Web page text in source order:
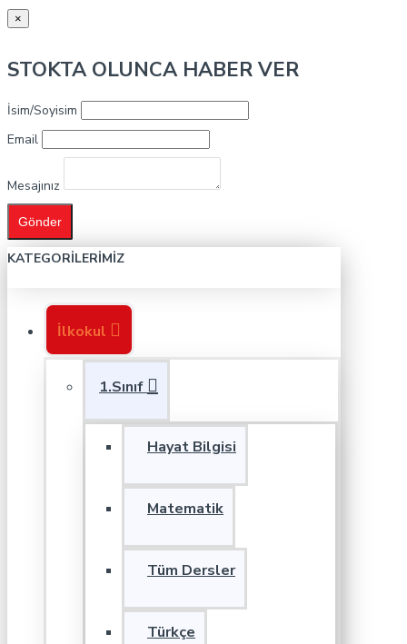
×
STOKTA OLUNCA HABER VER
İsim/Soyisim
Email
Mesajınız
Gönder
KATEGORILERIMIZ
İlkokul
1.Sınıf
Hayat Bilgisi
Matematik
Tüm Dersler
Türkçe